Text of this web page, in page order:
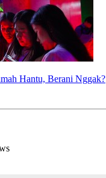
Hantu, Berani Nggak?